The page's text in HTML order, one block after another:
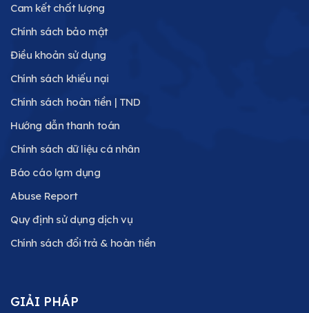
Cam kết chất lượng
Chính sách bảo mật
Điều khoản sử dụng
Chính sách khiếu nại
Chính sách hoàn tiền | TND
Hướng dẫn thanh toán
Chính sách dữ liệu cá nhân
Báo cáo lạm dụng
Abuse Report
Quy định sử dụng dịch vụ
Chính sách đổi trả & hoàn tiền
GIẢI PHÁP